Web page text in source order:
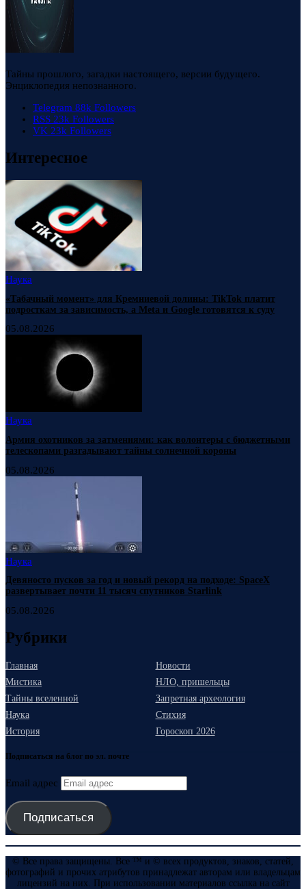
Тайны прошлого, загадки настоящего, версии будущего.
Энциклопедия непознанного.
Telegram 88k Followers
RSS 23k Followers
VK 23k Followers
Интересное
Наука
«Табачный момент» для Кремниевой долины: TikTok платит
подросткам за зависимость, а Meta и Google готовятся к суду
05.08.2026
Наука
Армия охотников за затмениями: как волонтеры с бюджетными
телескопами разгадывают тайны солнечной короны
05.08.2026
Наука
Девяносто пусков за год и новый рекорд на подходе: SpaceX
развертывает почти 11 тысяч спутников Starlink
05.08.2026
Рубрики
Главная
Новости
Мистика
НЛО, пришельцы
Тайны вселенной
Запретная археология
Наука
Стихия
История
Гороскоп 2026
Подписаться на блог по эл. почте
Email адрес
Подписаться
© Все права защищены. Все ™ и © всех продуктов, знаков, статей,
фотографий и прочих атрибутов принадлежат авторам или владельцам
лицензий на них. При использовании материалов ссылка на сайт